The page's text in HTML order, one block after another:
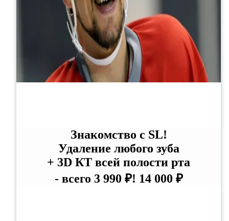
Знакомство с SL!
Удаление любого зуба
+ 3D КТ всей полости рта
- всего 3 990 ₽! 14 000 ₽